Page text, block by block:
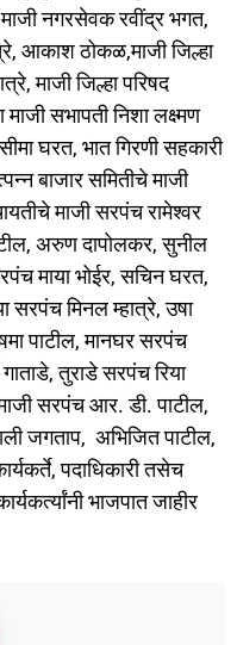
माजी नगरसेवक रवींद्र भगत,
आकाश ठोकळ,माजी जिल्हा
माजी जिल्हा परिषद
माजी सभापती निशा लक्ष्मण
घरत, भात गिरणी सहकारी
बाजार समितीचे माजी
माजी सरपंच रामेश्वर
अरुण दापोलकर, सुनील
माया भोईर, सचिन घरत,
सरपंच मिनल म्हात्रे, उषा
पाटील, मानघर सरपंच
तुराडे सरपंच रिया
सरपंच आर. डी. पाटील,
जगताप, अभिजित पाटील,
पदाधिकारी तसेच
भाजपात जाहीर